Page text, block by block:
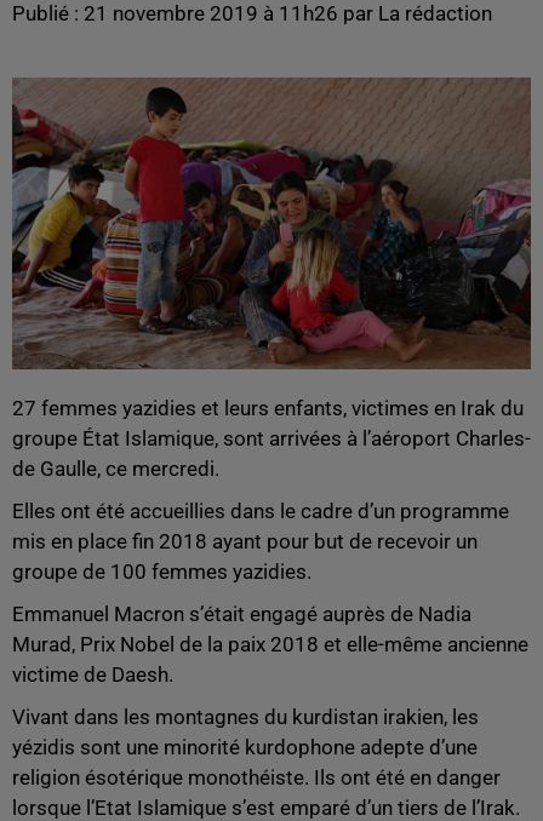
Publié : 21 novembre 2019 à 11h26 par La rédaction
27 femmes yazidies et leurs enfants, victimes en Irak du
groupe État Islamique, sont arrivées à l’aéroport Charles-
de Gaulle, ce mercredi.
Elles ont été accueillies dans le cadre d’un programme
mis en place fin 2018 ayant pour but de recevoir un
groupe de 100 femmes yazidies.
Emmanuel Macron s’était engagé auprès de Nadia
Murad, Prix Nobel de la paix 2018 et elle-même ancienne
victime de Daesh.
Vivant dans les montagnes du kurdistan irakien, les
yézidis sont une minorité kurdophone adepte d’une
religion ésotérique monothéiste. Ils ont été en danger
lorsque l’Etat Islamique s’est emparé d’un tiers de l’Irak.